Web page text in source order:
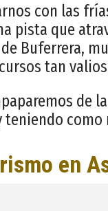
con las
pista que
Buferrera,
tan
de
teniendo